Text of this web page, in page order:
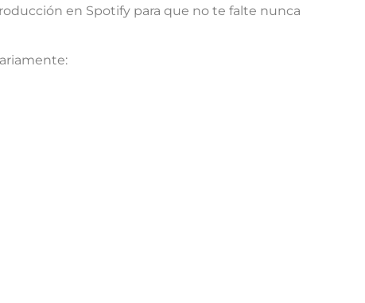
en Spotify para que no te falte nunca